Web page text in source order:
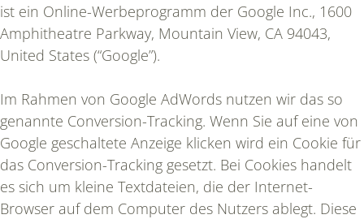
ist ein Online-Werbeprogramm der Google Inc., 1600
Amphitheatre Parkway, Mountain View, CA 94043,
United States (“Google”).
Im Rahmen von Google AdWords nutzen wir das so
genannte Conversion-Tracking. Wenn Sie auf eine von
Google geschaltete Anzeige klicken wird ein Cookie für
das Conversion-Tracking gesetzt. Bei Cookies handelt
es sich um kleine Textdateien, die der Internet-
Browser auf dem Computer des Nutzers ablegt. Diese